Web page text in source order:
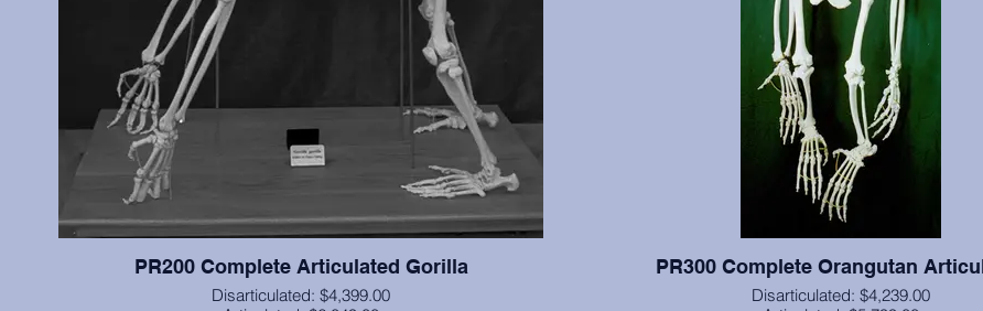
PR200 Complete Articulated Gorilla
Disarticulated: $4,399.00
PR300 Complete Orangutan
Disarticulated: $4,239.00